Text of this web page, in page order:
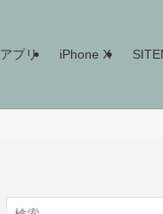
アプリ iPhone X